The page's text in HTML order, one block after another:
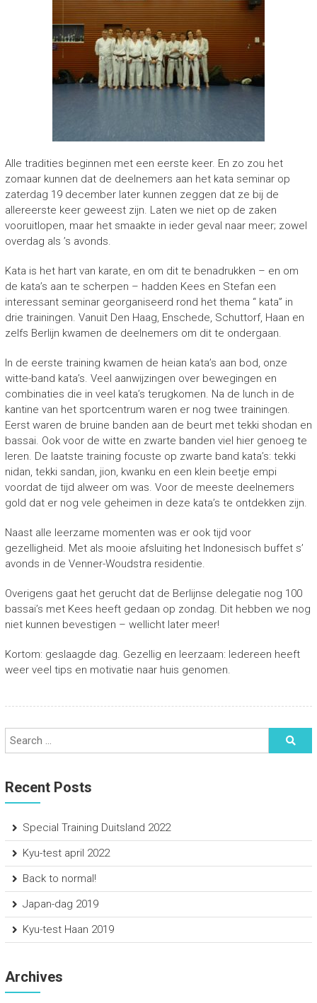
Alle tradities beginnen met een eerste keer. En zo zou het
zomaar kunnen dat de deelnemers aan het kata seminar op
zaterdag 19 december later kunnen zeggen dat ze bij de
allereerste keer geweest zijn. Laten we niet op de zaken
vooruitlopen, maar het smaakte in ieder geval naar meer; zowel
overdag als ’s avonds.
Kata is het hart van karate, en om dit te benadrukken – en om
de kata’s aan te scherpen – hadden Kees en Stefan een
interessant seminar georganiseerd rond het thema “ kata” in
drie trainingen. Vanuit Den Haag, Enschede, Schuttorf, Haan en
zelfs Berlijn kwamen de deelnemers om dit te ondergaan.
In de eerste training kwamen de heian kata’s aan bod, onze
witte-band kata’s. Veel aanwijzingen over bewegingen en
combinaties die in veel kata’s terugkomen. Na de lunch in de
kantine van het sportcentrum waren er nog twee trainingen.
Eerst waren de bruine banden aan de beurt met tekki shodan en
bassai. Ook voor de witte en zwarte banden viel hier genoeg te
leren. De laatste training focuste op zwarte band kata’s: tekki
nidan, tekki sandan, jion, kwanku en een klein beetje empi
voordat de tijd alweer om was. Voor de meeste deelnemers
gold dat er nog vele geheimen in deze kata’s te ontdekken zijn.
Naast alle leerzame momenten was er ook tijd voor
gezelligheid. Met als mooie afsluiting het Indonesisch buffet s’
avonds in de Venner-Woudstra residentie.
Overigens gaat het gerucht dat de Berlijnse delegatie nog 100
bassai’s met Kees heeft gedaan op zondag. Dit hebben we nog
niet kunnen bevestigen – wellicht later meer!
Kortom: geslaagde dag. Gezellig en leerzaam: Iedereen heeft
weer veel tips en motivatie naar huis genomen.
Recent Posts
Special Training Duitsland 2022
Kyu-test april 2022
Back to normal!
Japan-dag 2019
Kyu-test Haan 2019
Archives